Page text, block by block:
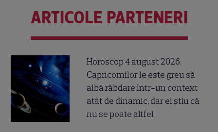
ARTICOLE PARTENERI
Horoscop 4 august 2026.
Capricornilor le este greu să
aibă răbdare într-un context
atât de dinamic, dar ei știu că
nu se poate altfel